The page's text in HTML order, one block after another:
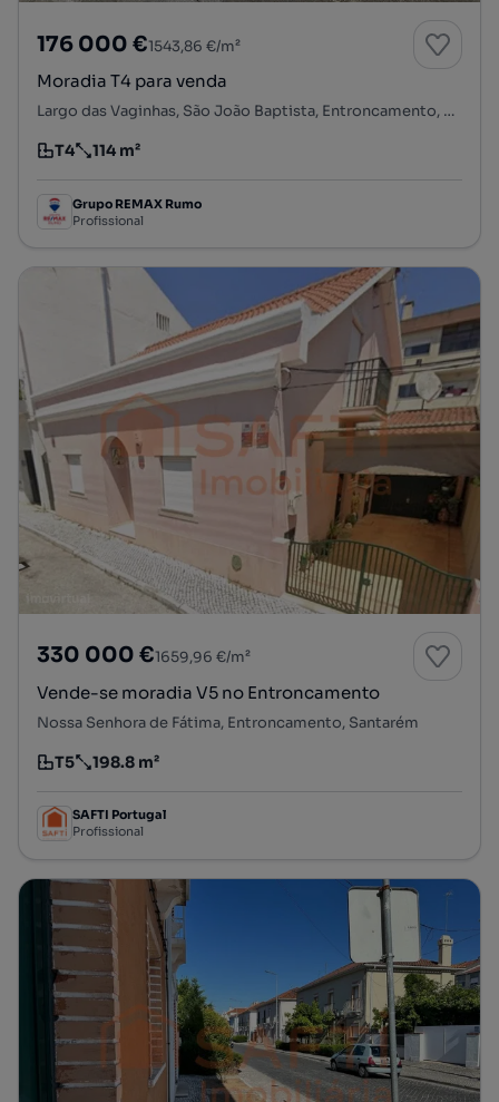
176 000 €1543,86 €/m²
Moradia T4 para venda
Largo das Vaginhas, São João Baptista, Entroncamento, Santarém
Tipologia
T4
Preço por metro quadrado
114 m²
Grupo REMAX Rumo
Profissional
330 000 €1659,96 €/m²
Vende-se moradia V5 no Entroncamento
Nossa Senhora de Fátima, Entroncamento, Santarém
Tipologia
T5
Preço por metro quadrado
198.8 m²
SAFTI Portugal
Profissional